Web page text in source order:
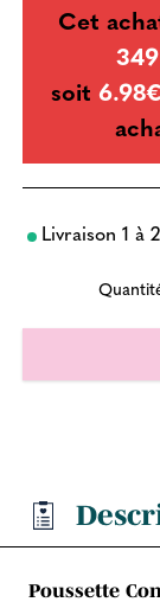
Cet
soit
Livraison 1 à
Poussette